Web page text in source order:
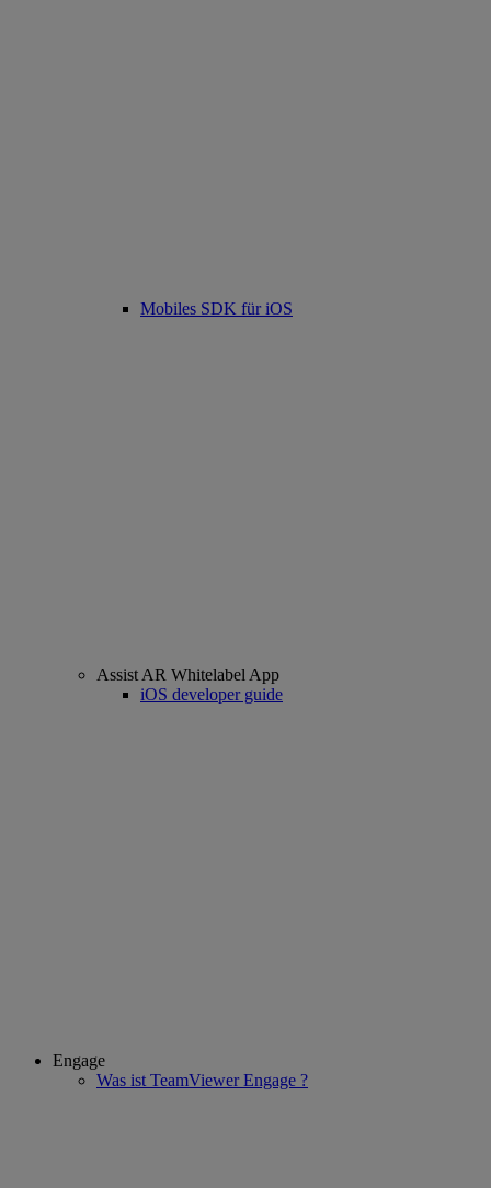
Mobiles SDK für iOS
Assist AR Whitelabel App
iOS developer guide
Engage
Was ist TeamViewer Engage ?